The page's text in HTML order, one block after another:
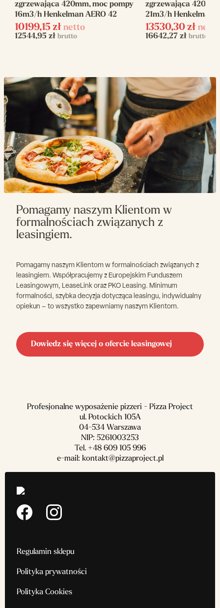
Wydajność pompy
próżniowej
21 m3/h
Wymiary komory
worków (mm)
460 x 400
zgrzewająca 420mm, moc pompy
16m3/h Henkelman AERO 42
10199,15 zł netto
12544,95 zł brutto
zgrzewająca
21m3/h Henkelman
13530,30 zł netto
16642,27 zł brutto
Pomagamy naszym Klientom w
formalnościach związanych z
leasingiem.
Pomagamy naszym Klientom w formalnościach związanych z
leasingiem. Współpracujemy z Europejskim Funduszem
Leasingowym, LeaseLink oraz PKO Leasing. Minimum
formalności, szybka decyzja dotycząca leasingu, indywidualny
opiekun – to wszystko zapewniamy naszym Klientom.
Dowiedz się więcej o ofercie leasingowej
Profesjonalne wyposażenie pizzeri - Pizza Project
ul. Potockich 105A
04-534 Warszawa
NIP: 5261003253
Tel. +48 609 105 996
e-mail: kontakt@pizzaproject.pl
Regulamin sklepu
Polityka prywatności
Polityka Cookies